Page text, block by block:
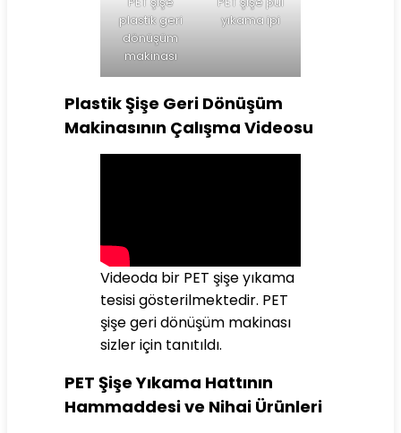
plastik geri
dönüşüm
makinası
yıkama ipi
Plastik Şişe Geri Dönüşüm
Makinasının Çalışma Videosu
Videoda bir PET şişe yıkama
tesisi gösterilmektedir. PET
şişe geri dönüşüm makinası
sizler için tanıtıldı.
PET Şişe Yıkama Hattının
Hammaddesi ve Nihai Ürünleri